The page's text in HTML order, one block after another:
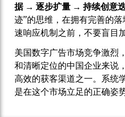
据 → 逐步扩量 → 持续创意
迹”的思维，在拥有完善的
速响应机制之前，不要盲目
美国数字广告市场竞争激烈
和清晰定位的中国企业来说
高效的获客渠道之一。系统
是在这个市场立足的正确姿势